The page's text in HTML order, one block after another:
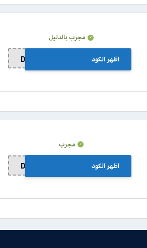
مجرب بالدليل
DD3 اظهر الكود
مجرب
DD3 اظهر الكود